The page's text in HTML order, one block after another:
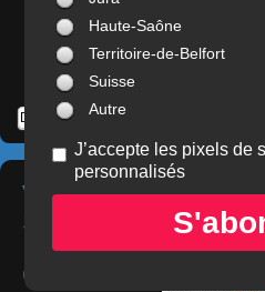
VISITE GUIDÉE :
SUR LES TRACES
DE L'ANCIEN
CHÂTEAU
Haute-Saône
Territoire-de-Belfort
Suisse
Autre
J’accepte les pixels de
personnalisés